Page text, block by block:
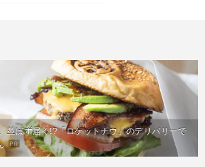
並ばず届く!?「ロケットナウ」のデリバリーで
PR